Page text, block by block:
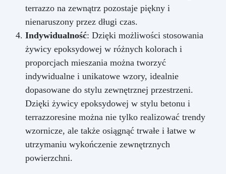
terrazzo na zewnątrz pozostaje piękny i
nienaruszony przez długi czas.
Indywidualność: Dzięki możliwości stosowania
żywicy epoksydowej w różnych kolorach i
proporcjach mieszania można tworzyć
indywidualne i unikatowe wzory, idealnie
dopasowane do stylu zewnętrznej przestrzeni.
Dzięki żywicy epoksydowej w stylu betonu i
terrazzoresine można nie tylko realizować trendy
wzornicze, ale także osiągnąć trwałe i łatwe w
utrzymaniu wykończenie zewnętrznych
powierzchni.